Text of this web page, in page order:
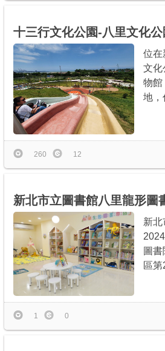
十三行文化公園-八里文化
位在
文化
物館
地，
260 12
新北市立圖書館八里龍形圖
新北
圖
區第
1 0